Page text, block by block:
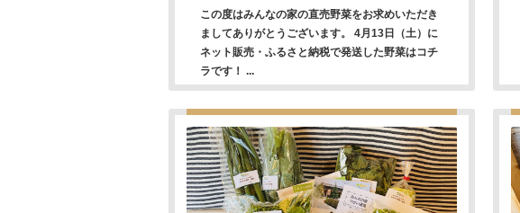
この度はみんなの家の直売野菜をお求めいただき
ましてありがとうございます。 4月13日（土）に
ネット販売・ふるさと納税で発送した野菜はコチ
ラです！ ...